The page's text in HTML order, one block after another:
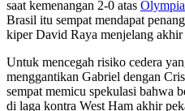
saat kemenangan 2-0 atas
Brasil itu sempat mendapat
kiper David Raya menjelang akhir
Untuk mencegah risiko cedera
menggantikan Gabriel dengan
sempat memicu spekulasi bahwa
di laga kontra West Ham akhir